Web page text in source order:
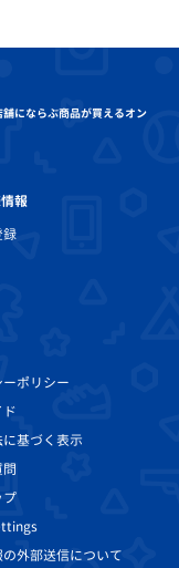
にならぶ商品が買えるオン
報
録
ポリシー
基づく表示
プ
外部送信について